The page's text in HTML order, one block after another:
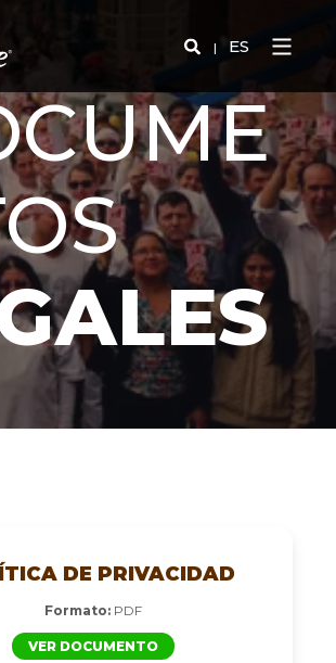
ES
DE PRIVACIDAD
Formato: PDF
VER DOCUMENTO